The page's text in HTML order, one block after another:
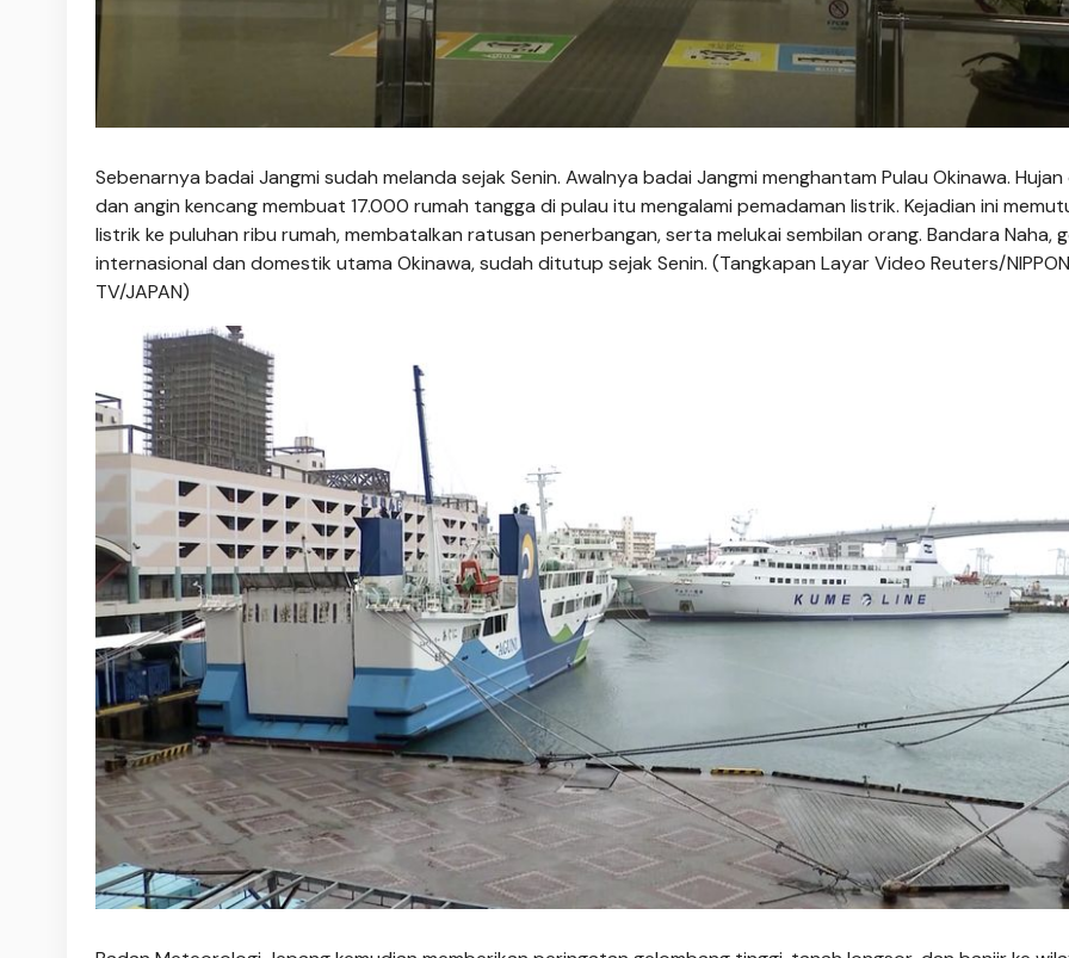
Sebenarnya badai Jangmi sudah melanda sejak Senin. Awalnya badai Jangmi menghantam Pulau Okinawa.
dan angin kencang membuat 17.000 rumah tangga di pulau itu mengalami pemadaman listrik. Kejadian ini
listrik ke puluhan ribu rumah, membatalkan ratusan penerbangan, serta melukai sembilan orang. Bandara Naha,
internasional dan domestik utama Okinawa, sudah ditutup sejak Senin. (Tangkapan Layar Video Reuters/NIPPON
TV/JAPAN)